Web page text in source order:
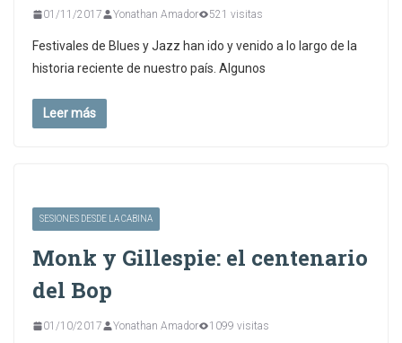
01/11/2017 Yonathan Amador 521 visitas
Festivales de Blues y Jazz han ido y venido a lo largo de la
historia reciente de nuestro país. Algunos
Leer más
SESIONES DESDE LA CABINA
Monk y Gillespie: el centenario
del Bop
01/10/2017 Yonathan Amador 1099 visitas